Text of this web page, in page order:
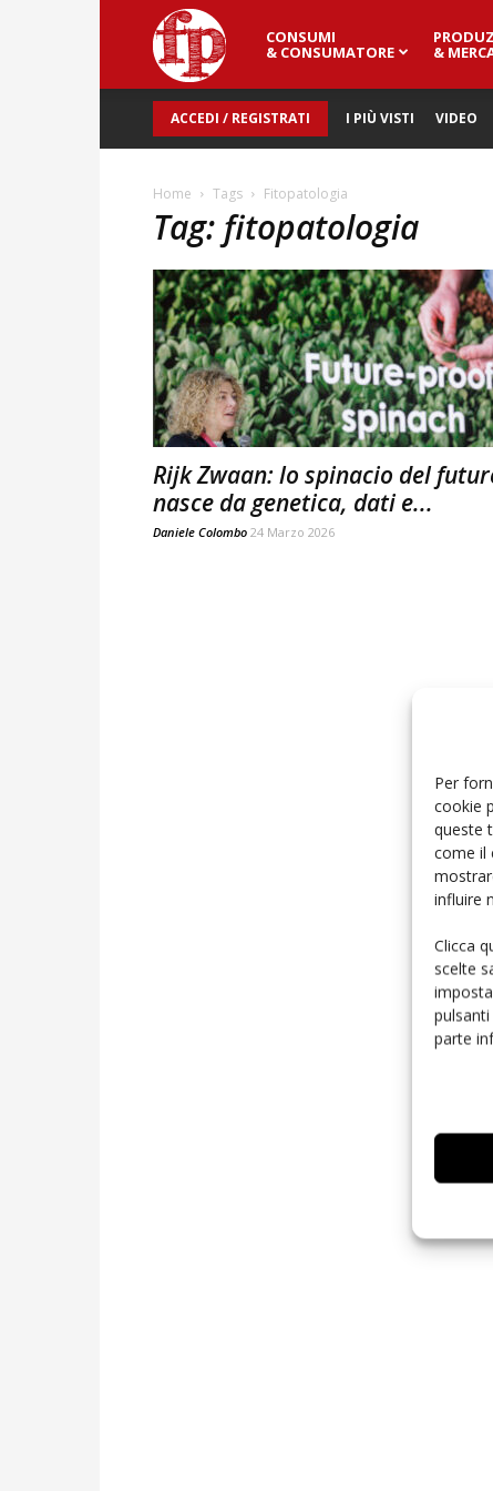
Per
cookie
queste
come il
influire
Clicca
scelte
parte
Fresh
Point
Magazine
CONSUMI
& CONSUMATORE &
ACCEDI / REGISTRATI I PIÙ VISTI VIDEO
Home Tags Fitopatologia
Tag: fitopatologia
Rijk Zwaan: lo spinacio del
nasce da genetica, dati e...
Daniele Colombo 24 Marzo 2026